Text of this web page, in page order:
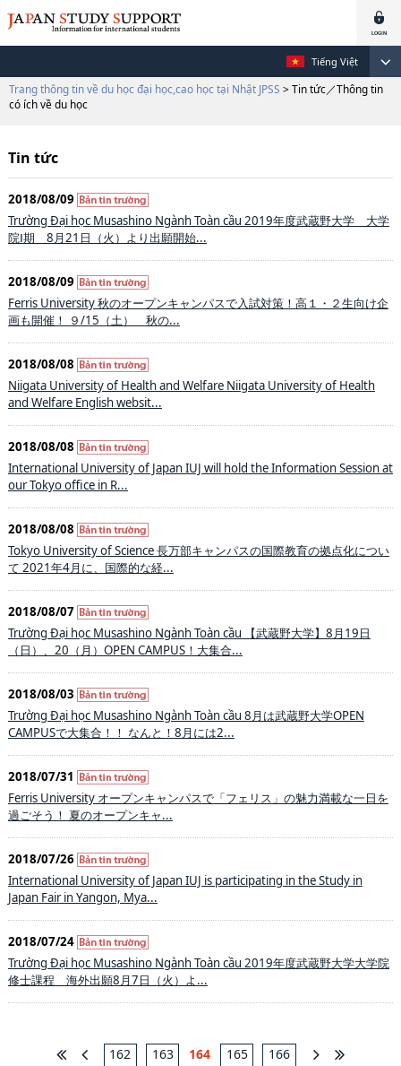
Tiếng Việt
Trang thông tin về du học đại học,cao học tại Nhật JPSS > Tin tức／Thông tin
có ích về du học
Tin tức
2018/08/09
Trường Đại học Musashino Ngành Toàn cầu 2019年度武蔵野大学 大学
院Ⅰ期 8月21日（火）より出願開始...
2018/08/09
Ferris University 秋のオープンキャンパスで入試対策！高１・２生向け企
画も開催！ ９/15（土） 秋の...
2018/08/08
Niigata University of Health and Welfare Niigata University of Health
and Welfare English websit...
2018/08/08
International University of Japan IUJ will hold the Information Session at
our Tokyo office in R...
2018/08/08
Tokyo University of Science 長万部キャンパスの国際教育の拠点化につい
て 2021年4月に、国際的な経...
2018/08/07
Trường Đại học Musashino Ngành Toàn cầu 【武蔵野大学】8月19日
（日）、20（月）OPEN CAMPUS！大集合...
2018/08/03
Trường Đại học Musashino Ngành Toàn cầu 8月は武蔵野大学OPEN
CAMPUSで大集合！！ なんと！8月には2...
2018/07/31
Ferris University オープンキャンパスで「フェリス」の魅力満載な一日を
過ごそう！ 夏のオープンキャ...
2018/07/26
International University of Japan IUJ is participating in the Study in
Japan Fair in Yangon, Mya...
2018/07/24
Trường Đại học Musashino Ngành Toàn cầu 2019年度武蔵野大学大学院
修士課程 海外出願8月7日（火）よ...
162 163 164 165 166